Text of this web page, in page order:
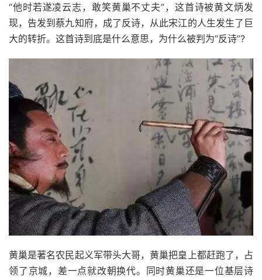
“他时若遂凌云志，敢笑黄巢不丈夫”，这首诗被黄文炳发
现，告发到蔡九知府，成了反诗，从此宋江的人生发生了巨
大的转折。这首诗到底是什么意思，为什么被判为“反诗”?
黄巢是著名农民起义军带头大哥，黄巢把皇上都赶跑了，占
领了京城，差一点就改朝换代。同时黄巢还是一位基层诗